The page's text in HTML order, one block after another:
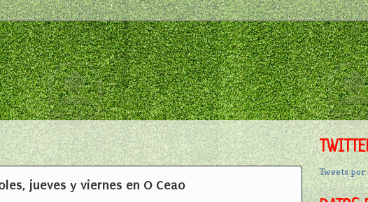
jueves y viernes en O Ceao
Tweets por